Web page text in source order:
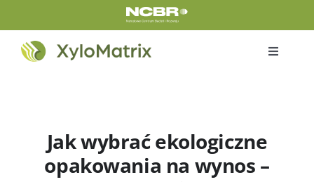
do
zawartości
Toggle
ProduktyJak wybrać ekologiczne
opakowania na wynos –